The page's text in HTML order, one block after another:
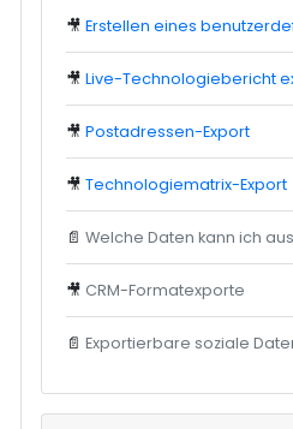
🎥Erstellen eines
🎥Live-Technologiebericht
🎥Postadressen-Export
🎥Technologiematrix-Export
📄Welche Daten kann ich
🎥 CRM-Formatexporte
📄Exportierbare soziale